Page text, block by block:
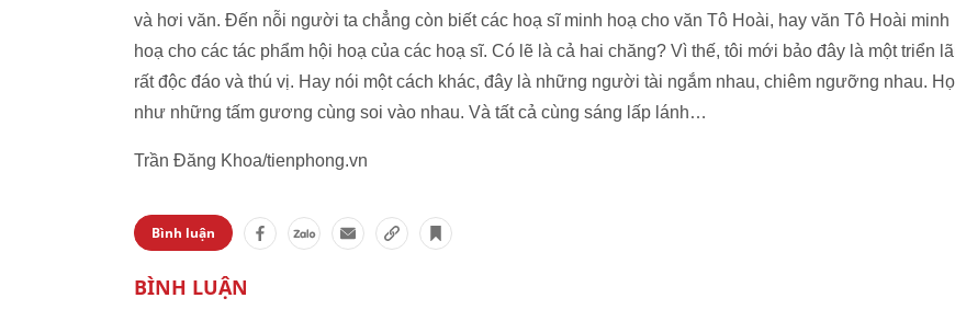
và hơi văn. Đến nỗi người ta chẳng còn biết các hoạ sĩ minh hoạ cho văn Tô Hoài, hay văn Tô Hoài minh
hoạ cho các tác phẩm hội hoạ của các hoạ sĩ. Có lẽ là cả hai chăng? Vì thế, tôi mới bảo đây là một triển
rất độc đáo và thú vị. Hay nói một cách khác, đây là những người tài ngắm nhau, chiêm ngưỡng nhau. Họ
như những tấm gương cùng soi vào nhau. Và tất cả cùng sáng lấp lánh…
Trần Đăng Khoa/tienphong.vn
Bình luận